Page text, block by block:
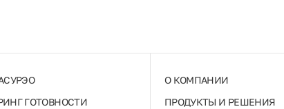
ГОТОВНОСТИ
О КОМПАНИИ
ПРОДУКТЫ И РЕШЕНИЯ